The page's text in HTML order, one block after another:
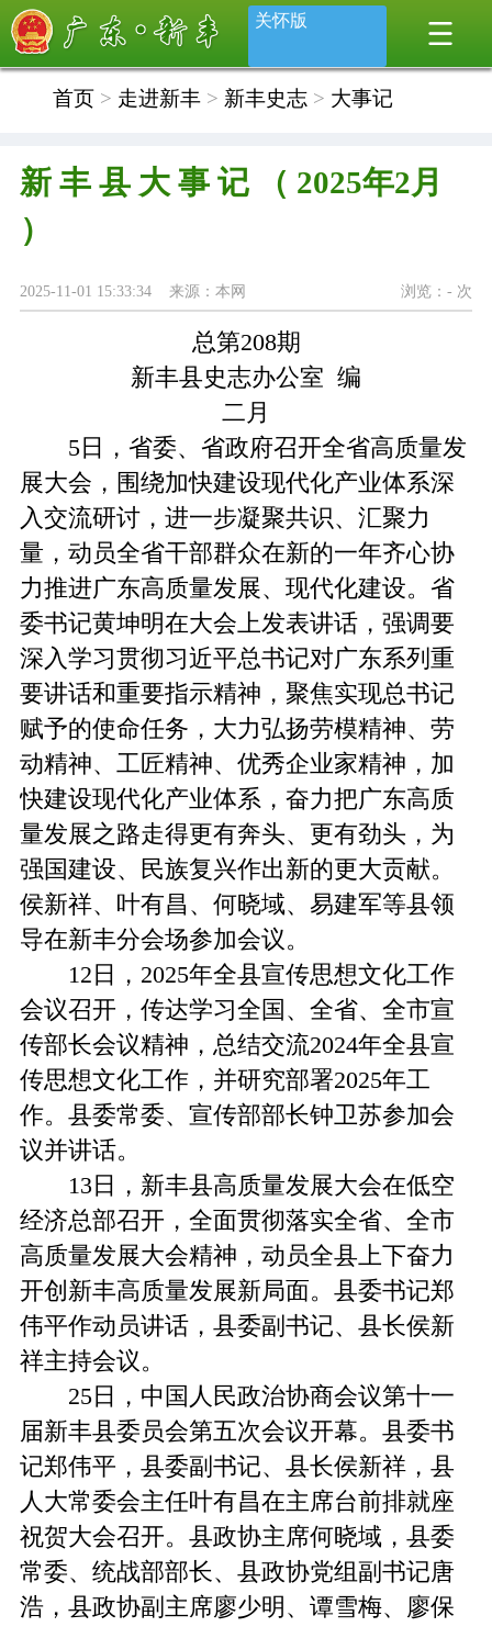
关怀版
首页> 走进新丰> 新丰史志> 大事记
新 丰 县 大 事 记 （ 2025年2月
）
浏览：- 次
2025-11-01 15:33:34 来源：本网
总第208期
新丰县史志办公室 编
二月
5日，省委、省政府召开全省高质量发
展大会，围绕加快建设现代化产业体系深
入交流研讨，进一步凝聚共识、汇聚力
量，动员全省干部群众在新的一年齐心协
力推进广东高质量发展、现代化建设。省
委书记黄坤明在大会上发表讲话，强调要
深入学习贯彻习近平总书记对广东系列重
要讲话和重要指示精神，聚焦实现总书记
赋予的使命任务，大力弘扬劳模精神、劳
动精神、工匠精神、优秀企业家精神，加
快建设现代化产业体系，奋力把广东高质
量发展之路走得更有奔头、更有劲头，为
强国建设、民族复兴作出新的更大贡献。
侯新祥、叶有昌、何晓域、易建军等县领
导在新丰分会场参加会议。
12日，2025年全县宣传思想文化工作
会议召开，传达学习全国、全省、全市宣
传部长会议精神，总结交流2024年全县宣
传思想文化工作，并研究部署2025年工
作。县委常委、宣传部部长钟卫苏参加会
议并讲话。
13日，新丰县高质量发展大会在低空
经济总部召开，全面贯彻落实全省、全市
高质量发展大会精神，动员全县上下奋力
开创新丰高质量发展新局面。县委书记郑
伟平作动员讲话，县委副书记、县长侯新
祥主持会议。
25日，中国人民政治协商会议第十一
届新丰县委员会第五次会议开幕。县委书
记郑伟平，县委副书记、县长侯新祥，县
人大常委会主任叶有昌在主席台前排就座
祝贺大会召开。县政协主席何晓域，县委
常委、统战部部长、县政协党组副书记唐
浩，县政协副主席廖少明、谭雪梅、廖保